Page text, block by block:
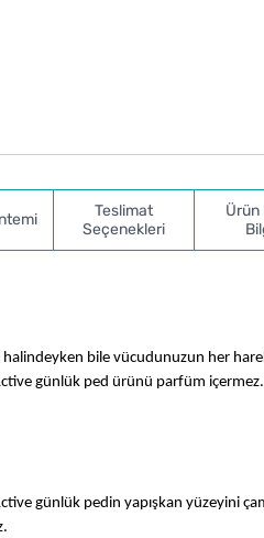
Teslimat
Seçenekleri
Ürün
halindeyken bile vücudunuzun her
günlük ped ürünü parfüm
günlük pedin yapışkan yüzeyini